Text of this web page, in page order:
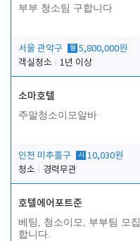
부부 청소팀 구합니다
서울 관악구 월 5,800,000원
객실청소
1년 이상
소마호텔
주말청소이모알바
인천 미추홀구 시 10,030원
청소
경력무관
호텔에어포트준
베팅, 청소이모, 부부팀 모집
합니다.